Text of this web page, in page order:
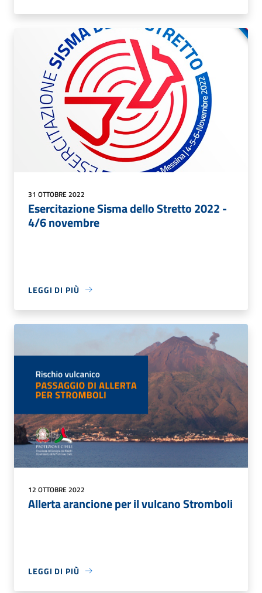
31 OTTOBRE 2022
Esercitazione Sisma dello Stretto 2022 -
4/6 novembre
LEGGI DI PIÙ
12 OTTOBRE 2022
Allerta arancione per il vulcano Stromboli
LEGGI DI PIÙ